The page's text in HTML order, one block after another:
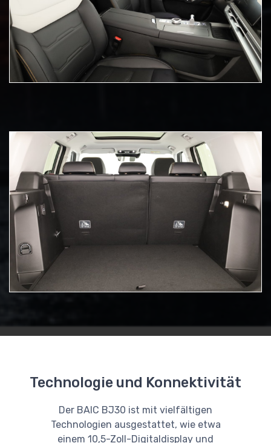
Technologie und Konnektivität
Der BAIC BJ30 ist mit vielfältigen
Technologien ausgestattet, wie etwa
einem 10,5-Zoll-Digitaldisplay und